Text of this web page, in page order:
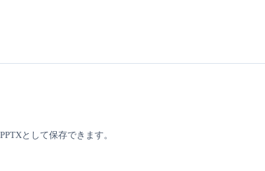
として保存できます。